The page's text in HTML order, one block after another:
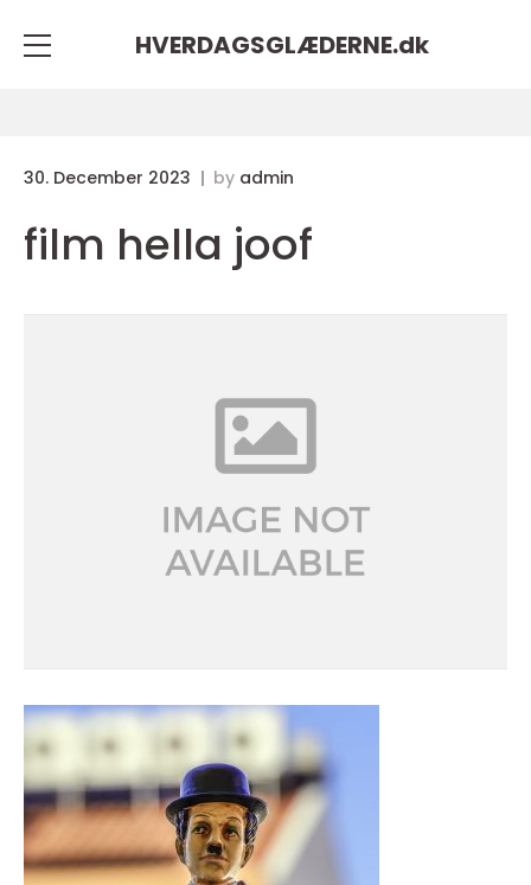
HVERDAGSGLÆDERNE.dk
30. December 2023 by admin
film hella joof